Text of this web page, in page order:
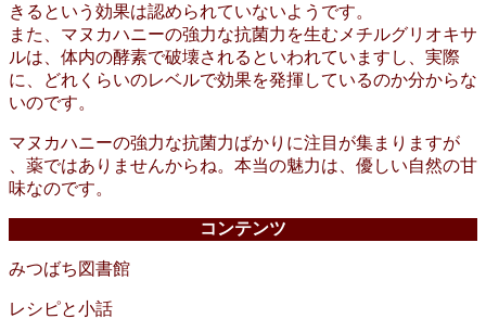
きるという効果は認められていないようです。
また、マヌカハニーの強力な抗菌力を生むメチルグリオキサ
ルは、体内の酵素で破壊されるといわれていますし、実際
に、どれくらいのレベルで効果を発揮しているのか分からな
いのです。
マヌカハニーの強力な抗菌力ばかりに注目が集まりますが
、薬ではありませんからね。本当の魅力は、優しい自然の甘
味なのです。
コンテンツ
みつばち図書館
レシピと小話